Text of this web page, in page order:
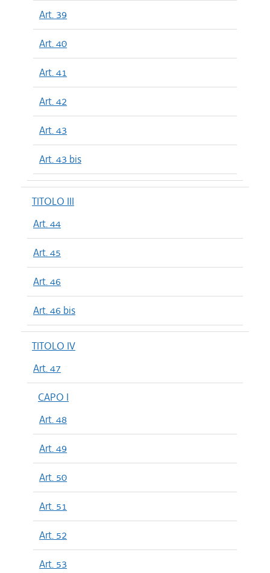
Art. 39
Art. 40
Art. 41
Art. 42
Art. 43
Art. 43 bis
TITOLO III
Art. 44
Art. 45
Art. 46
Art. 46 bis
TITOLO IV
Art. 47
CAPO I
Art. 48
Art. 49
Art. 50
Art. 51
Art. 52
Art. 53